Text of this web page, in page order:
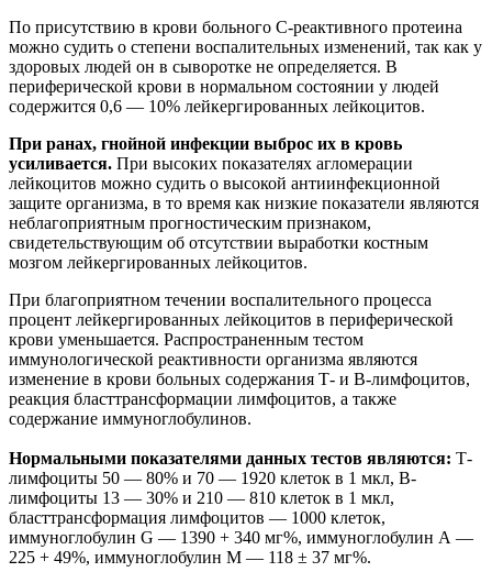
По присутствию в крови больного С-реактивного протеина
можно судить о степени воспалительных изменений, так как у
здоровых людей он в сыворотке не определяется. В
периферической крови в нормальном состоянии у людей
содержится 0,6 — 10% лейкергированных лейкоцитов.
При ранах, гнойной инфекции выброс их в кровь
усиливается. При высоких показателях агломерации
лейкоцитов можно судить о высокой антиинфекционной
защите организма, в то время как низкие показатели являются
неблагоприятным прогностическим признаком,
свидетельствующим об отсутствии выработки костным
мозгом лейкергированных лейкоцитов.
При благоприятном течении воспалительного процесса
процент лейкергированных лейкоцитов в периферической
крови уменьшается. Распространенным тестом
иммунологической реактивности организма являются
изменение в крови больных содержания Т- и В-лимфоцитов,
реакция бласттрансформации лимфоцитов, а также
содержание иммуноглобулинов.
Нормальными показателями данных тестов являются: Т-
лимфоциты 50 — 80% и 70 — 1920 клеток в 1 мкл, В-
лимфоциты 13 — 30% и 210 — 810 клеток в 1 мкл,
бласттрансформация лимфоцитов — 1000 клеток,
иммуноглобулин G — 1390 + 340 мг%, иммуноглобулин А —
225 + 49%, иммуноглобулин М — 118 ± 37 мг%.